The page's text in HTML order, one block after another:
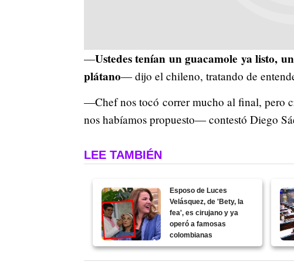
—Ustedes tenían un guacamole ya listo,
plátano— dijo el chileno, tratando de
—Chef nos tocó correr mucho al final, pero
nos habíamos propuesto— contestó Diego
LEE TAMBIÉN
Esposo de Luces
Velásquez, de 'Bety, la
fea', es cirujano y ya
operó a famosas
colombianas